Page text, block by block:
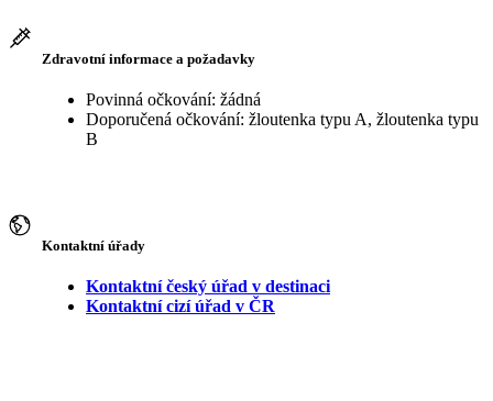
Zdravotní informace a požadavky
Povinná očkování: žádná
Doporučená očkování: žloutenka typu A, žloutenka typu
B
Kontaktní úřady
Kontaktní český úřad v destinaci
Kontaktní cizí úřad v ČR